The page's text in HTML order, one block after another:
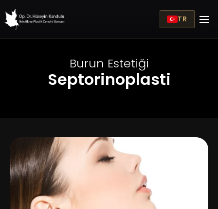
TR
Burun Estetiği
Septorinoplasti